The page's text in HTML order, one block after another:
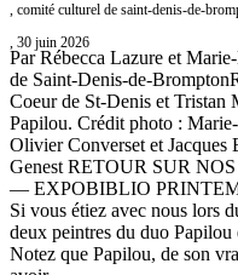
, comité culturel de saint-denis-de-
, 30 juin 2026
Par Rébecca Lazure et
de Saint-Denis-de-
Coeur de St-Denis et Tristan
Papilou. Crédit photo :
Olivier Converset et Jacques
Genest RETOUR SUR
— EXPOBIBLIO
Si vous étiez avec nous lors
deux peintres du duo
Notez que Papilou, de son